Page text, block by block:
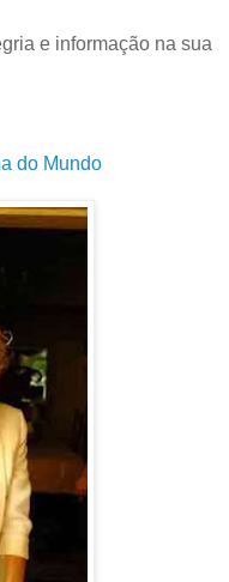
e informação na sua
do Mundo